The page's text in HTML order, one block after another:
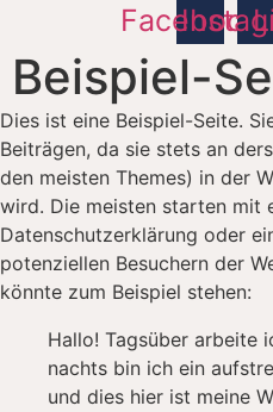
Facebook
Beispiel-
Dies ist eine Beispiel-Seite.
Beiträgen, da sie stets an
den meisten Themes) in der
wird. Die meisten starten mit
Datenschutzerklärung oder
potenziellen Besuchern der
könnte zum Beispiel stehen:
Hallo! Tagsüber arbeite
nachts bin ich ein
und dies hier ist meine